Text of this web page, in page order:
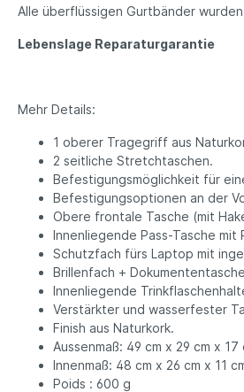
Alle überflüssigen Gurtbänder
Lebenslage Reparaturgarantie
Mehr Details:
1 oberer Tragegriff aus
2 seitliche Stretchtaschen.
Befestigungsmöglichkeit für
Befestigungsoptionen an der
Obere frontale Tasche (mit
Innenliegende Pass-Tasche mit
Schutzfach fürs Laptop mit
Brillenfach +
Innenliegende
Verstärkter und wasserfester
Finish aus Naturkork.
Aussenmaß: 49 cm x 29 cm x 17
Innenmaß: 48 cm x 26 cm x 11
Poids : 600 g